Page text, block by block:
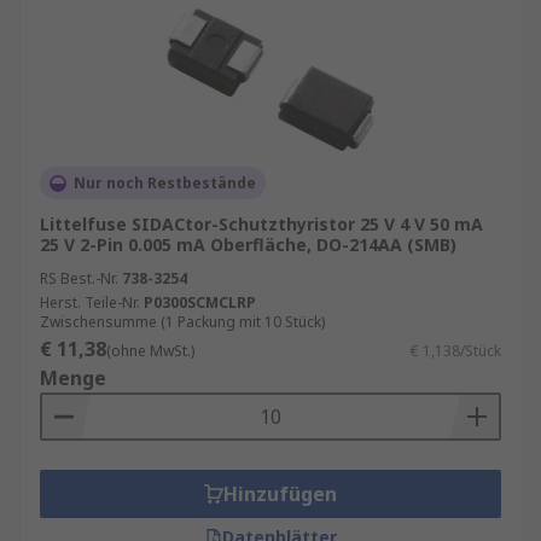
einer attraktiven Wahl für verschiedene
Anwendungen machen:
Bidirektionale Leitfähigkeit
: SIDAC-
Dioden können in beiden Richtungen Strom
leiten, was sie besonders vielseitig macht.
Diese Eigenschaft ermöglicht eine effiziente
Steuerung von Wechselstrom in beiden
Halbwellen.
Schnelle Schaltgeschwindigkeit
Dioden haben eine schnelle
Schaltgeschwindigkeit, was bedeutet, dass
sie schnell auf Änderungen der angelegten
Spannung reagieren können. Dies ist
besonders wichtig in Anwendungen, bei
Niedriger Haltestrom: Der Haltestrom ist
Nur noch Restbestände
Littelfuse SIDACtor-Schutzthyristor 25 V 4 V 50 mA
25 V 2-Pin 0.005 mA Oberfläche, DO-214AA (SMB)
RS Best.-Nr. 738-3254
Herst. Teile-Nr. P0300SCMCLRP
Zwischensumme (1 Packung mit 10 Stück)
€ 11,38(ohne MwSt.) € 1,138/Stück
Menge
Hinzufügen